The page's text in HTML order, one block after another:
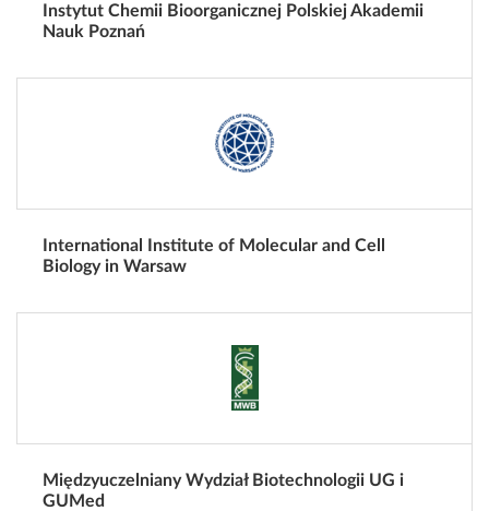
Instytut Chemii Bioorganicznej Polskiej Akademii
Nauk Poznań
International Institute of Molecular and Cell
Biology in Warsaw
Międzyuczelniany Wydział Biotechnologii UG i
GUMed